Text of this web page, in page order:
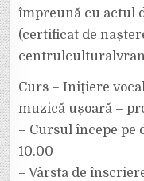
împreună cu actul
(certificat de
Curs – Inițiere
muzică ușoară –
– Cursul începe pe
10.00
– Vârsta de